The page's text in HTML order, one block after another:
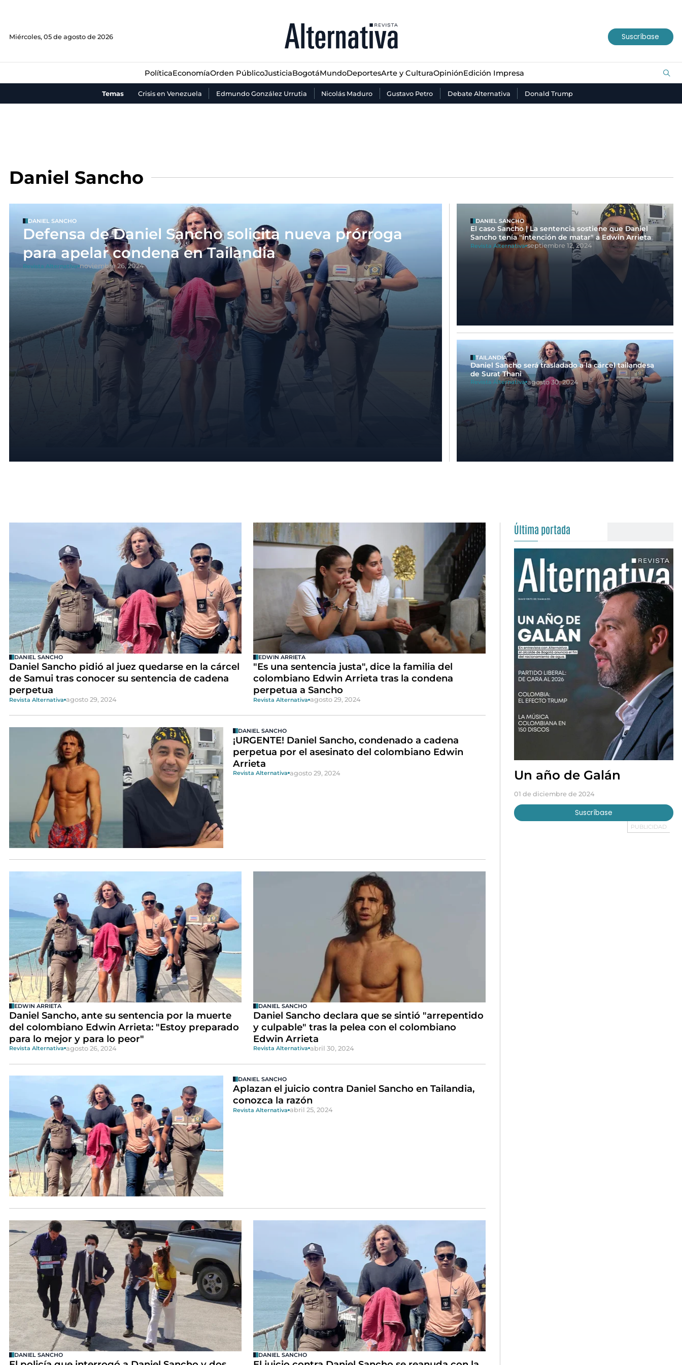
Miércoles, 05 de agosto de 2026 Suscríbase
PolíticaEconomíaOrden PúblicoJusticiaBogotáMundoDeportesArte y CulturaOpiniónEdición Impresa
Temas Crisis en Venezuela Edmundo González Urrutia Nicolás Maduro Gustavo Petro Debate Alternativa Donald Trump
JusticiaBogotáMundo Deportes Arte y Cultura
Daniel Sancho
DANIEL SANCHO
Defensa de Daniel Sancho solicita nueva prórroga
para apelar condena en Tailandia
Revista Alternativa noviembre 26, 2024
DANIEL SANCHO
El caso Sancho | La sentencia sostiene que Daniel
Sancho tenía "intención de matar" a Edwin Arrieta
Revista Alternativa septiembre 12, 2024
TAILANDIA
Daniel Sancho será trasladado a la cárcel tailandesa
de Surat Thani
Revista Alternativa agosto 30, 2024
DANIEL SANCHO
Daniel Sancho pidió al juez quedarse en la cárcel
de Samui tras conocer su sentencia de cadena
perpetua
Revista Alternativa agosto 29, 2024
EDWIN ARRIETA
"Es una sentencia justa", dice la familia del
colombiano Edwin Arrieta tras la condena
perpetua a Sancho
Revista Alternativa agosto 29, 2024
DANIEL SANCHO
¡URGENTE! Daniel Sancho, condenado a cadena
perpetua por el asesinato del colombiano Edwin
Arrieta
Revista Alternativa agosto 29, 2024
EDWIN ARRIETA
Daniel Sancho, ante su sentencia por la muerte
del colombiano Edwin Arrieta: "Estoy preparado
para lo mejor y para lo peor"
Revista Alternativa agosto 26, 2024
DANIEL SANCHO
Daniel Sancho declara que se sintió "arrepentido
y culpable" tras la pelea con el colombiano
Edwin Arrieta
Revista Alternativa abril 30, 2024
DANIEL SANCHO
Aplazan el juicio contra Daniel Sancho en Tailandia,
conozca la razón
Revista Alternativa abril 25, 2024
DANIEL SANCHO DANIEL SANCHO
Última portada
Un año de Galán
01 de diciembre de 2024
Suscríbase